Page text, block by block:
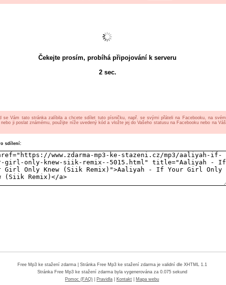
Čekejte prosím, probíhá připojování k serveru
2sec.
se Vám tato stránka zalíbila a chcete sdílet tuto písničku, např. se svými přáteli na Facebooku, na svém
nebo ji poslat známému, použijte níže uvedený kód a vložte jej do Vašeho statusu na Facebooku nebo na Váš
sdílení:
Free Mp3 ke stažení zdarma| Stránka Free Mp3 ke stažení zdarma je validní dle XHTML 1.1
Stránka Free Mp3 ke stažení zdarmabyla vygenerována za 0.075 sekund
Pomoc (FAQ)
Pravidla Kontakt Mapa webu